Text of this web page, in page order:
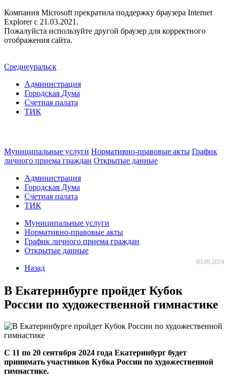
Компания Microsoft прекратила поддержку браузера Internet
Explorer c 21.03.2021.
Пожалуйста используйте другой браузер для корректного
отображения сайта.
Среднеуральск
Администрация
Городская Дума
Счетная палата
ТИК
Муниципальные услуги Нормативно-правовые акты График
личного приема граждан Открытые данные
Администрация
Городская Дума
Счетная палата
ТИК
Муниципальные услуги
Нормативно-правовые акты
График личного приема граждан
Открытые данные
Назад
03.09.2024
В Екатеринбурге пройдет Кубок
России по художественной гимнастике
С 11 по 20 сентября 2024 года Екатеринбург будет
принимать участников Кубка России по художественной
гимнастике.